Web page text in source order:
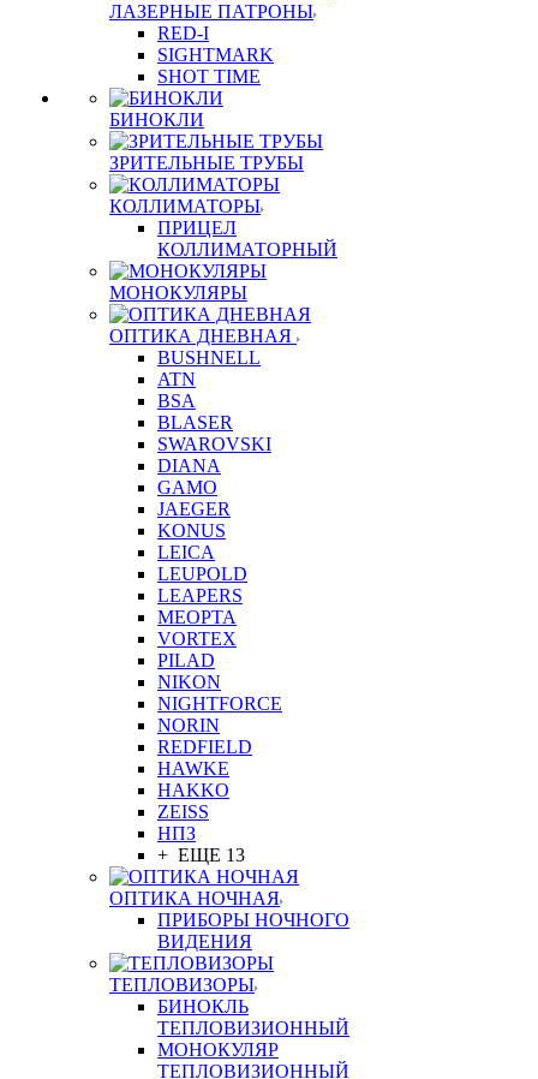
ЛАЗЕРНЫЕ ПАТРОНЫ
RED-I
SIGHTMARK
SHOT TIME
БИНОКЛИ
ЗРИТЕЛЬНЫЕ ТРУБЫ
КОЛЛИМАТОРЫ
ПРИЦЕЛ
КОЛЛИМАТОРНЫЙ
МОНОКУЛЯРЫ
ОПТИКА ДНЕВНАЯ
BUSHNELL
ATN
BSA
BLASER
SWAROVSKI
DIANA
GAMO
JAEGER
KONUS
LEICA
LEUPOLD
LEAPERS
MEOPTA
VORTEX
PILAD
NIKON
NIGHTFORCE
NORIN
REDFIELD
HAWKE
HAKKO
ZEISS
НПЗ
+ ЕЩЕ 13
ОПТИКА НОЧНАЯ
ПРИБОРЫ НОЧНОГО
ВИДЕНИЯ
ТЕПЛОВИЗОРЫ
БИНОКЛЬ
ТЕПЛОВИЗИОННЫЙ
МОНОКУЛЯР
ТЕПЛОВИЗИОННЫЙ